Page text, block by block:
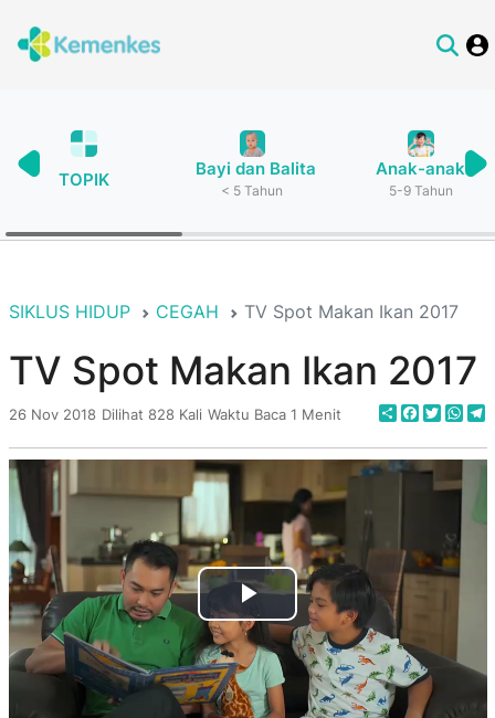
TOPIK
Bayi dan Balita
< 5 Tahun
Anak-anak
5-9 Tahun
SIKLUS HIDUP CEGAH TV Spot Makan Ikan 2017
TV Spot Makan Ikan 2017
26 Nov 2018 Dilihat 828 Kali Waktu Baca 1 Menit Share
Play
Video